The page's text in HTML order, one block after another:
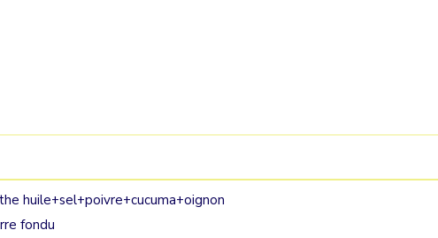
huile+sel+poivre+cucuma+oignon
fondu